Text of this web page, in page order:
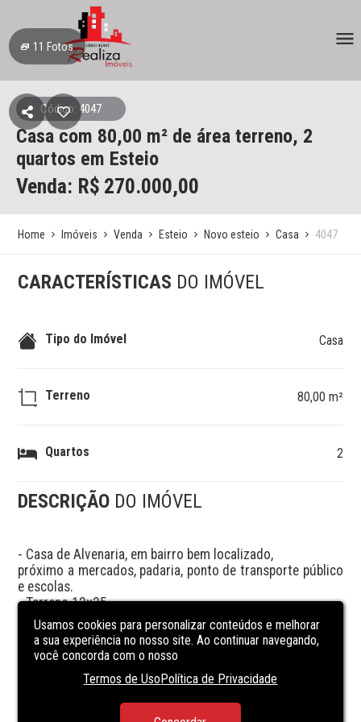
11 Fotos
Código: 4047
Casa com 80,00 m² de área terreno, 2
quartos em Esteio
Venda: R$ 270.000,00
Home Imóveis Venda Esteio Novo esteio Casa 4047
CARACTERÍSTICAS DO IMÓVEL
Tipo do Imóvel Casa
Terreno 80,00 m²
Quartos 2
DESCRIÇÃO DO IMÓVEL
- Casa de Alvenaria, em bairro bem localizado,
próximo a mercados, padaria, ponto de transporte público
e escolas.
- Terreno 12x25
- Construção 80m²
C/ sala e cozinha
02 Dormitórios
Área de serviço
Usamos cookies para personalizar conteúdos e melhorar
a sua experiência no nosso site. Ao continuar navegando,
você concorda com o nosso
Termos de UsoPolítica de Privacidade